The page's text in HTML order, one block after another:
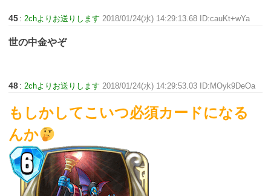
45 :2chよりお送りします 2018/01/24(水) 14:29:13.68 ID:cauKt+wYa
世の中金やぞ
48 :2chよりお送りします 2018/01/24(水) 14:29:53.03 ID:MOyk9DeOa
もしかしてこいつ必須カードになる
んか